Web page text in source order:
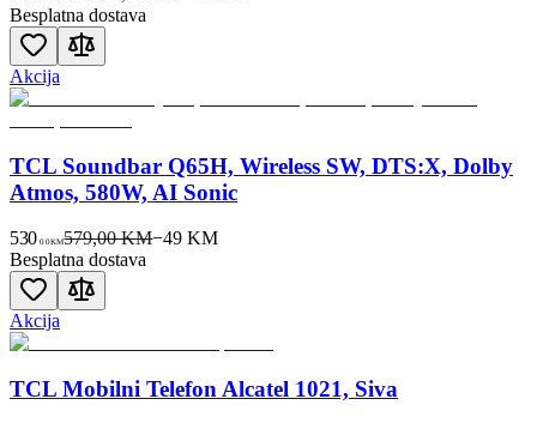
Besplatna dostava
Akcija
TCL Soundbar Q65H, Wireless SW, DTS:X, Dolby
Atmos, 580W, AI Sonic
530 00KM579,00 KM−49 KM
Besplatna dostava
Akcija
TCL Mobilni Telefon Alcatel 1021, Siva